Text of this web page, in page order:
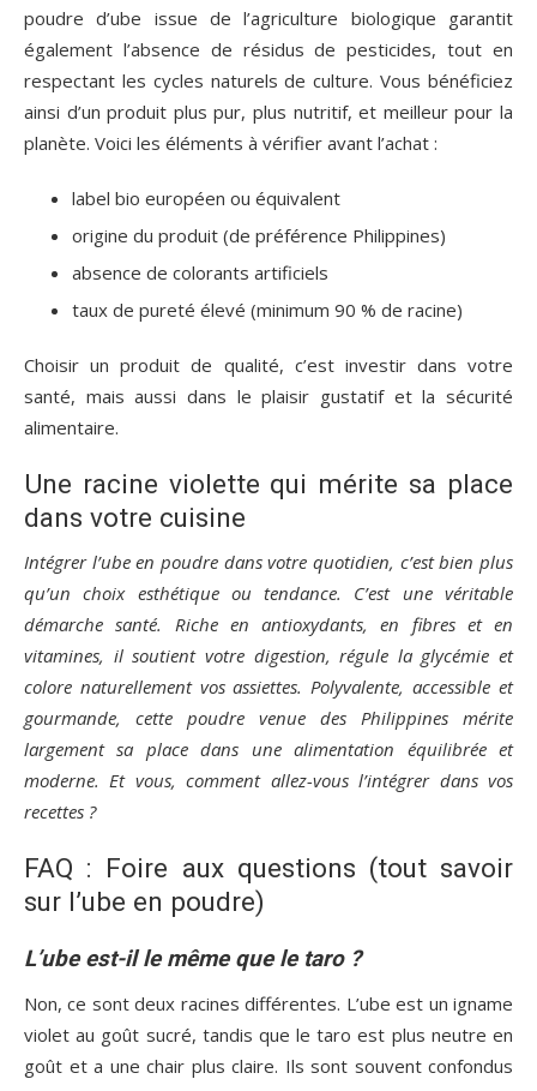
poudre d’ube issue de l’agriculture biologique garantit
également l’absence de résidus de pesticides, tout en
respectant les cycles naturels de culture. Vous bénéficiez
ainsi d’un produit plus pur, plus nutritif, et meilleur pour la
planète. Voici les éléments à vérifier avant l’achat :
label bio européen ou équivalent
origine du produit (de préférence Philippines)
absence de colorants artificiels
taux de pureté élevé (minimum 90 % de racine)
Choisir un produit de qualité, c’est investir dans votre
santé, mais aussi dans le plaisir gustatif et la sécurité
alimentaire.
Une racine violette qui mérite sa place
dans votre cuisine
Intégrer l’ube en poudre dans votre quotidien, c’est bien plus
qu’un choix esthétique ou tendance. C’est une véritable
démarche santé. Riche en antioxydants, en fibres et en
vitamines, il soutient votre digestion, régule la glycémie et
colore naturellement vos assiettes. Polyvalente, accessible et
gourmande, cette poudre venue des Philippines mérite
largement sa place dans une alimentation équilibrée et
moderne. Et vous, comment allez-vous l’intégrer dans vos
recettes ?
FAQ : Foire aux questions (tout savoir
sur l’ube en poudre)
L’ube est-il le même que le taro ?
Non, ce sont deux racines différentes. L’ube est un igname
violet au goût sucré, tandis que le taro est plus neutre en
goût et a une chair plus claire. Ils sont souvent confondus